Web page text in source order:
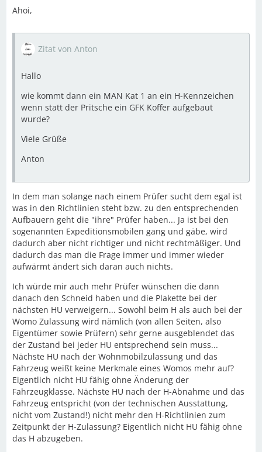
Ahoi,
Zitat von Anton
Hallo
wie kommt dann ein MAN Kat 1 an ein H-Kennzeichen
wenn statt der Pritsche ein GFK Koffer aufgebaut
wurde?
Viele Grüße
Anton
In dem man solange nach einem Prüfer sucht dem egal ist
was in den Richtlinien steht bzw. zu den entsprechenden
Aufbauern geht die "ihre" Prüfer haben... Ja ist bei den
sogenannten Expeditionsmobilen gang und gäbe, wird
dadurch aber nicht richtiger und nicht rechtmäßiger. Und
dadurch das man die Frage immer und immer wieder
aufwärmt ändert sich daran auch nichts.
Ich würde mir auch mehr Prüfer wünschen die dann
danach den Schneid haben und die Plakette bei der
nächsten HU verweigern... Sowohl beim H als auch bei der
Womo Zulassung wird nämlich (von allen Seiten, also
Eigentümer sowie Prüfern) sehr gerne ausgeblendet das
der Zustand bei jeder HU entsprechend sein muss...
Nächste HU nach der Wohnmobilzulassung und das
Fahrzeug weißt keine Merkmale eines Womos mehr auf?
Eigentlich nicht HU fähig ohne Änderung der
Fahrzeugklasse. Nächste HU nach der H-Abnahme und das
Fahrzeug entspricht (von der technischen Ausstattung,
nicht vom Zustand!) nicht mehr den H-Richtlinien zum
Zeitpunkt der H-Zulassung? Eigentlich nicht HU fähig ohne
das H abzugeben.